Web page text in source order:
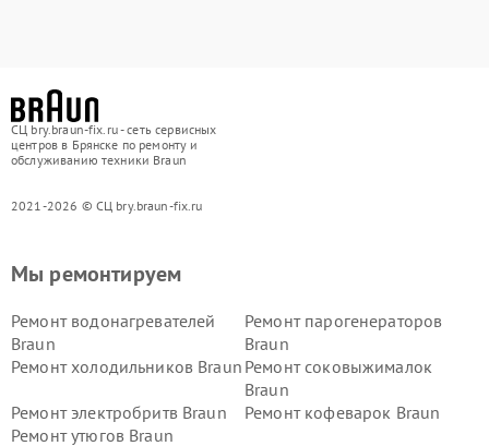
СЦ bry.braun-fix.ru - сеть сервисных
центров в Брянске по ремонту и
обслуживанию техники Braun
2021-2026 © СЦ bry.braun-fix.ru
Мы ремонтируем
Ремонт водонагревателей
Braun
Ремонт парогенераторов
Braun
Ремонт холодильников Braun Ремонт соковыжималок
Braun
Ремонт электробритв Braun
Ремонт кофеварок Braun
Ремонт утюгов Braun